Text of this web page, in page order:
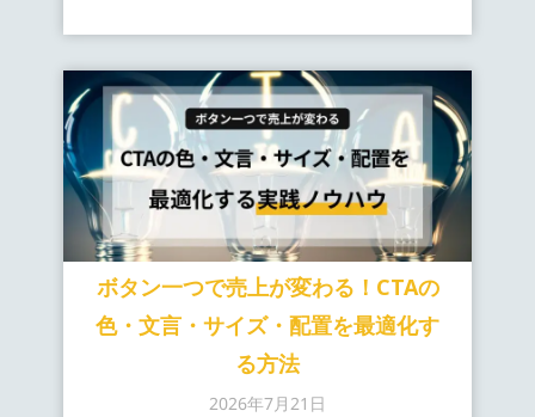
ボタン一つで売上が変わる！CTAの
色・文言・サイズ・配置を最適化す
る方法
2026年7月21日